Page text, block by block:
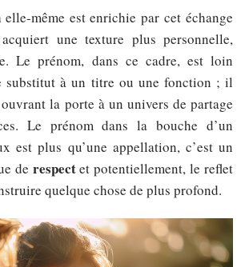
elle-même est enrichie par cet échange
une texture plus personnelle,
Le prénom, dans ce cadre, est loin
substitut à un titre ou une fonction ; il
la porte à un univers de partage
Le prénom dans la bouche d’un
est plus qu’une appellation, c’est un
de respectet potentiellement, le reflet
quelque chose de plus profond.